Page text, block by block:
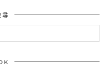
尋